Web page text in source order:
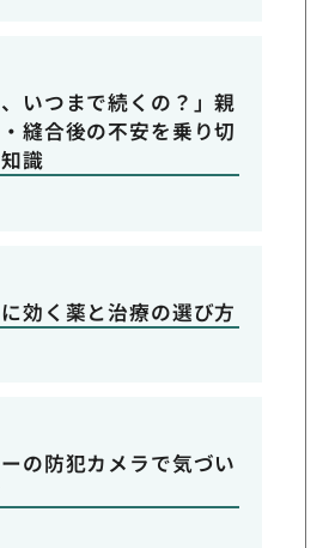
、いつまで続くの？」親
縫合後の不安を乗り切
識
効く薬と治療の選び方
の防犯カメラで気づい